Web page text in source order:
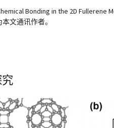
Bonding in the 2D
文通讯作者。